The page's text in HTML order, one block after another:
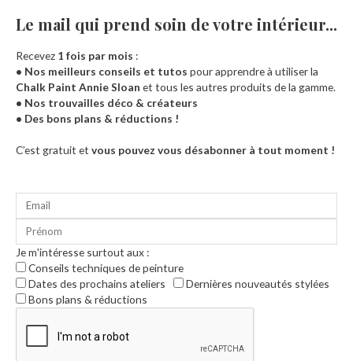
Accueil
Le mail qui prend soin de votre intérieur...​
Recevez 1 fois par mois :
• Nos meilleurs conseils et tutos pour apprendre à utiliser la
Chalk Paint Annie Sloan et tous les autres produits de la gamme.
• Nos trouvailles déco & créateurs
• Des bons plans & réductions !
C’est gratuit et vous pouvez vous désabonner à tout moment !
Je m'intéresse surtout aux :
Conseils techniques de peinture
Dates des prochains ateliers
Dernières nouveautés stylées
Bons plans & réductions